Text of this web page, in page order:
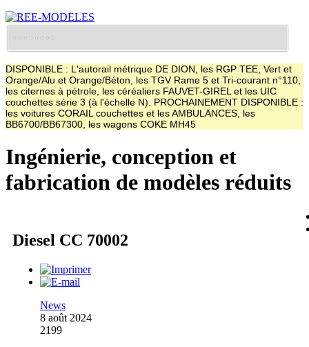
DISPONIBLE : L'autorail métrique DE DION, les RGP TEE, Vert et
Orange/Alu et Orange/Béton, les TGV Rame 5 et Tri-courant n°110,
les citernes à pétrole, les céréaliers FAUVET-GIREL et les UIC
couchettes série 3 (à l'échelle N). PROCHAINEMENT DISPONIBLE :
les voitures CORAIL couchettes et les AMBULANCES, les
BB6700/BB67300, les wagons COKE MH45
Ingénierie, conception et
fabrication de modèles réduits
Diesel CC 70002
News
8 août 2024
2199